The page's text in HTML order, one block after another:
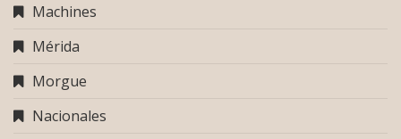
Machines
Mérida
Morgue
Nacionales